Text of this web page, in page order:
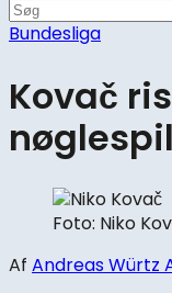
Bundesliga
Kovač
Foto: Niko
Af Andreas Würtz